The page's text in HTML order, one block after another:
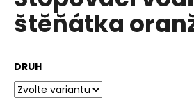
0,0
z
štěňátka
DRUH
a
j
t
?